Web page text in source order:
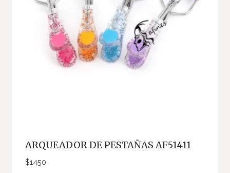
ARQUEADOR DE PESTAÑAS AF51411
$1450